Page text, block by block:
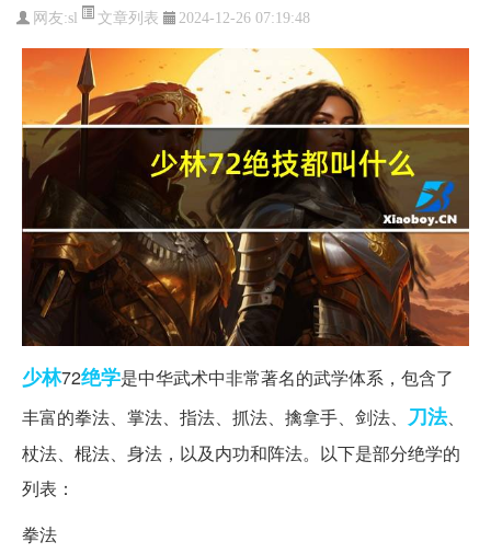
网友:sl 文章列表 2024-12-26 07:19:48
少林72绝学是中华武术中非常著名的武学体系，包含了
丰富的拳法、掌法、指法、抓法、擒拿手、剑法、 刀法、
杖法、棍法、身法，以及内功和阵法。以下是部分绝学的
列表：
拳法